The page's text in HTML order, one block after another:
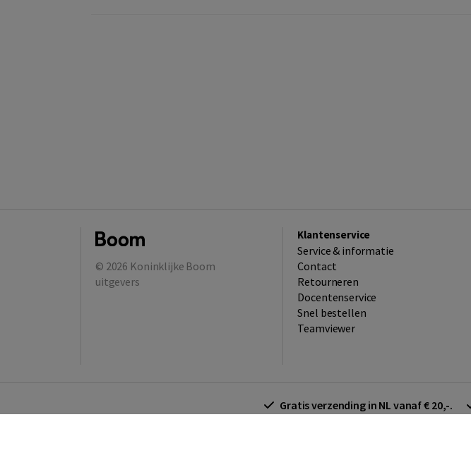
© 2026 Koninklijke Boom
uitgevers
Klantenservice
Service & informatie
Contact
Retourneren
Docentenservice
Snel bestellen
Teamviewer
Gratis verzending in NL vanaf € 20,-.